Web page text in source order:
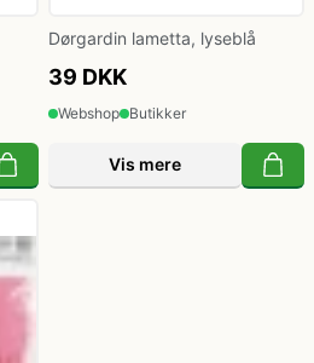
Dørgardin lametta, lyseblå
39 DKK
Webshop Butikker
Vis mere